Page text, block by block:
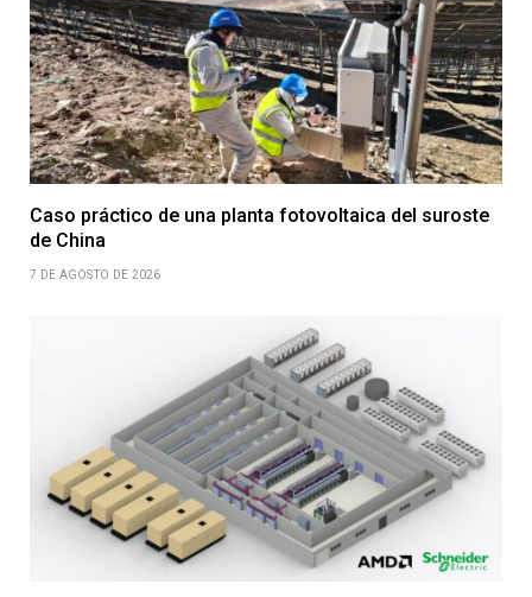
Caso práctico de una planta fotovoltaica del suroste
de China
7 DE AGOSTO DE 2026